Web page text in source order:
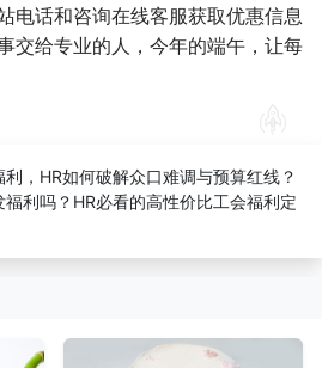
电话和咨询在线客服获取优惠信息
交给专业的人，今年的端午，让每
，HR如何破解众口难调与预算红线？
利吗？HR必看的高性价比工会福利定